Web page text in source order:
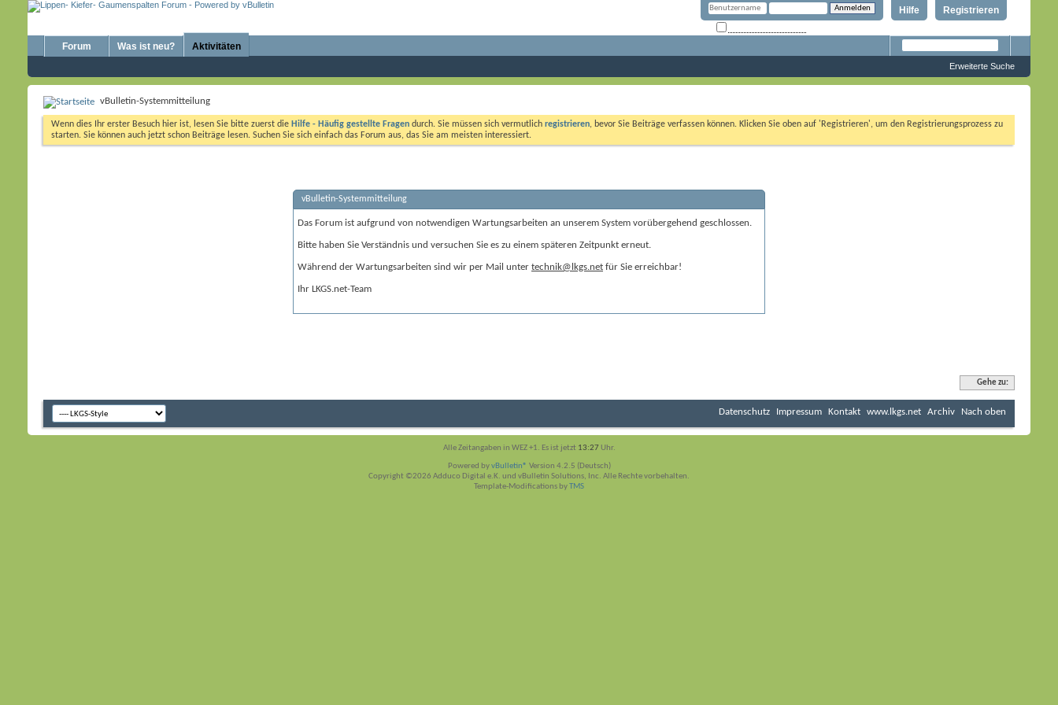
Registrieren
Hilfe
Forum Was ist neu? Aktivitäten
Erweiterte Suche
vBulletin-Systemmitteilung
Wenn dies Ihr erster Besuch hier ist, lesen Sie bitte zuerst die Hilfe - Häufig gestellte Fragen durch. Sie müssen sich vermutlich registrieren, bevor Sie Beiträge verfassen können. Klicken Sie oben auf 'Registrieren', um den Registrierungsprozess zu
starten. Sie können auch jetzt schon Beiträge lesen. Suchen Sie sich einfach das Forum aus, das Sie am meisten interessiert.
vBulletin-Systemmitteilung
Das Forum ist aufgrund von notwendigen Wartungsarbeiten an unserem System vorübergehend geschlossen.
Bitte haben Sie Verständnis und versuchen Sie es zu einem späteren Zeitpunkt erneut.
Während der Wartungsarbeiten sind wir per Mail unter technik@lkgs.net für Sie erreichbar!
Ihr LKGS.net-Team
Gehe zu:
Datenschutz Impressum Kontakt www.lkgs.net Archiv Nach oben
Alle Zeitangaben in WEZ +1. Es ist jetzt 13:27 Uhr.
Powered byvBulletin® Version 4.2.5 (Deutsch)
Copyright ©2026 Adduco Digital e.K. und vBulletin Solutions, Inc. Alle Rechte vorbehalten.
Template-Modifications byTMS